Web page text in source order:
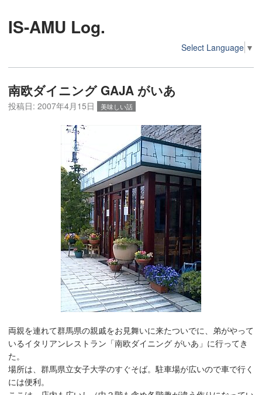
IS-AMU Log.
Select Language ▼
南欧ダイニング GAJA がいあ
投稿日: 2007年4月15日 美味しい話
両親を連れて群馬県の親戚をお見舞いに来たついでに、弟がやって
いるイタリアンレストラン「南欧ダイニング がいあ」に行ってき
た。
場所は、群馬県立女子大学のすぐそば。駐車場が広いので車で行く
には便利。